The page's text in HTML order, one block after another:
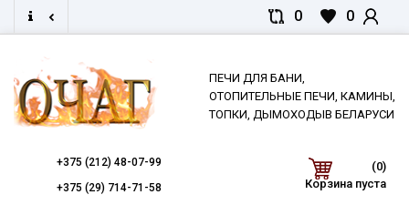
0 0
ПЕЧИ ДЛЯ БАНИ,
ОТОПИТЕЛЬНЫЕ ПЕЧИ, КАМИНЫ,
ТОПКИ, ДЫМОХОДЫВ БЕЛАРУСИ
+375 (212) 48-07-99
+375 (29) 714-71-58
(0)
Корзина пуста